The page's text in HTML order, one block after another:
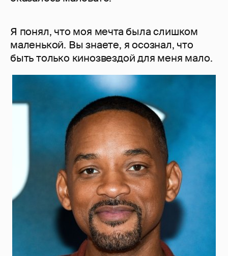
Я понял, что моя мечта была слишком
маленькой. Вы знаете, я осознал, что
быть только кинозвездой для меня мало.